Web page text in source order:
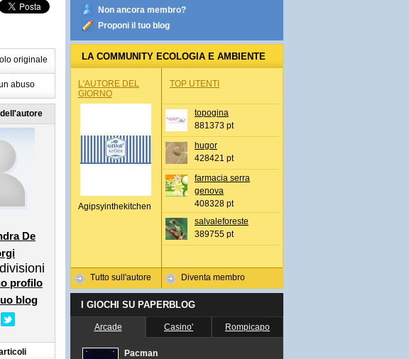
originale
abuso
De
profilo
blog
Non ancora membro?
Proponi il tuo blog
LA COMMUNITY ECOLOGIA E AMBIENTE
L'AUTORE DEL
GIORNO
Agipsyinthekitchen
Tutto sull'autore
TOP UTENTI
topogina
881373 pt
hugor
428421 pt
farmacia serra
genova
408328 pt
salvaleforeste
389755 pt
Diventa membro
I GIOCHI SU PAPERBLOG
Arcade Casino' Rompicapo
Pacman